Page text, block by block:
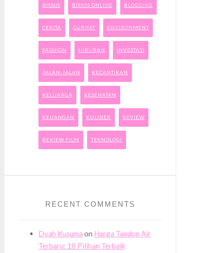
BISNIS BISNIS ONLINE BLOGGING
CERITA CURHAT ENVIRONMENT
FASHION HIBURAN INVESTASI
JALAN-JALAN KECANTIKAN
KELUARGA KESEHATAN
KEUANGAN KULINER REVIEW
REVIEW FILM TEKNOLOGI
RECENT COMMENTS
Dyah Kusuma on Harga Tandon Air
Terbaru: 10 Pilihan Terbaik